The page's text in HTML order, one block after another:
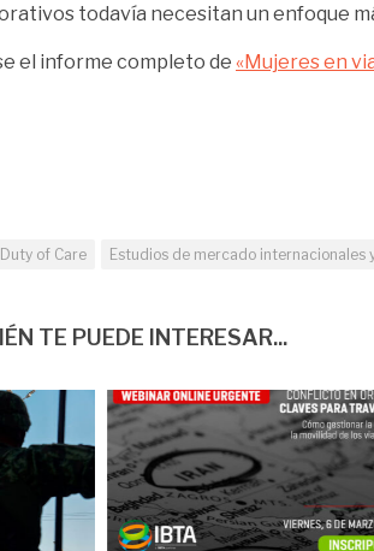
todavía necesitan un enfoque
el informe completo de «Mujeres en
Duty of Care Estudios de mercado internacionales
TE PUEDE INTERESAR...